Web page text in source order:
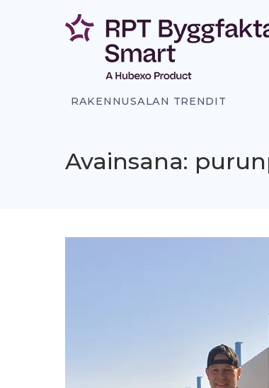
RAKENNUSALAN TRENDIT
Avainsana: